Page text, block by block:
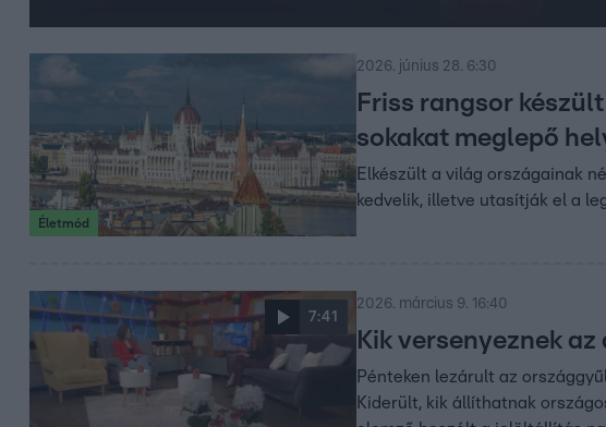
Életmód
2026. június 28. 6:30
Friss rangsor
sokakat meglepő
Elkészült a világ országainak
kedvelik, illetve utasítják el a
7:41
2026. március 9. 16:40
Kik versenyeznek
Pénteken lezárult az
Kiderült, kik állíthatnak